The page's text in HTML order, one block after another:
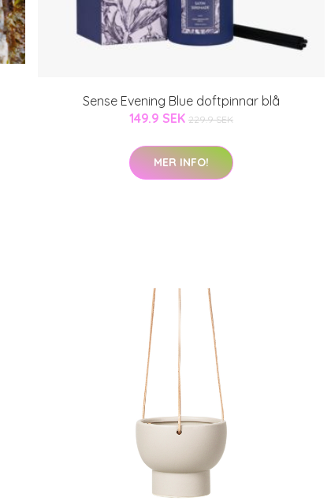
Sense Evening Blue doftpinnar blå
149.9 SEK 229.9 SEK
MER INFO!